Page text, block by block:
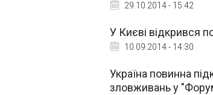
29.10.2014 - 15:42
У Києві відкрився
10.09.2014 - 14:30
Україна повинна
зловживань у